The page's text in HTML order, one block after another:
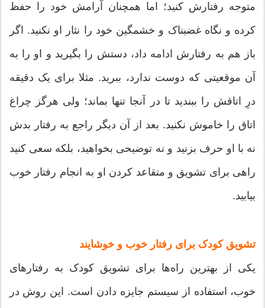
متوجه رفتارش کنید؛ اما همچنان آرامش خود را حفظ
کرده و نگاه غضبناک و خشمگین خود را نثار او نکنید. اگر
باز هم به رفتارش ادامه داد، دستش را بگیرید و او را به
آن موقعیتی که دوست ندارد، ببرید. مثلا برای یک دقیقه
درِ اتاقش را ببندید تا در آنجا تنها بماند؛ ولی هرگز چراغ
اتاق را خاموش نکنید. بعد از آن دیگر راجع به رفتار بدش
نه با او حرف بزنید و نه توضیحی بخواهید، بلکه سعی کنید
راهی برای تشویق و متقاعد کردن او به انجام رفتار خوب
بیابید.
تشویق کودک برای رفتار خوب و خوشایند
یکی از بهترین راه‌ها برای تشویق کودک به رفتارهای
خوب، استفاده از سیستم جایزه دادن است. این روش در